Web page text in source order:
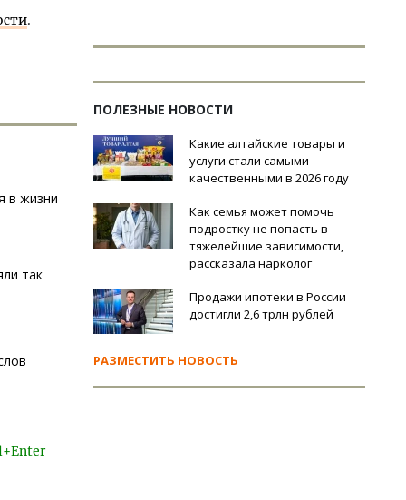
.
в жизни
так
ПОЛЕЗНЫЕ НОВОСТИ
Какие алтайские товары и
услуги стали самыми
качественными в 2026 году
Как семья может помочь
подростку не попасть в
тяжелейшие зависимости,
рассказала нарколог
Продажи ипотеки в России
достигли 2,6 трлн рублей
РАЗМЕСТИТЬ НОВОСТЬ